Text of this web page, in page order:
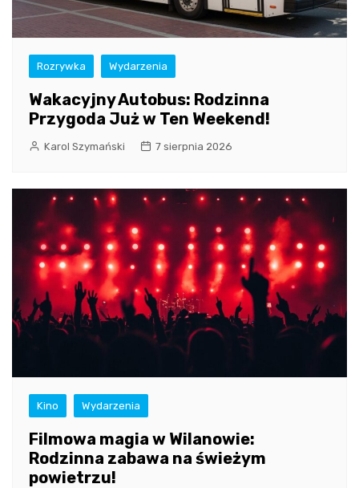
Rozrywka Wydarzenia
Wakacyjny Autobus: Rodzinna
Przygoda Już w Ten Weekend!
Karol Szymański 7 sierpnia 2026
Kino Wydarzenia
Filmowa magia w Wilanowie:
Rodzinna zabawa na świeżym
powietrzu!